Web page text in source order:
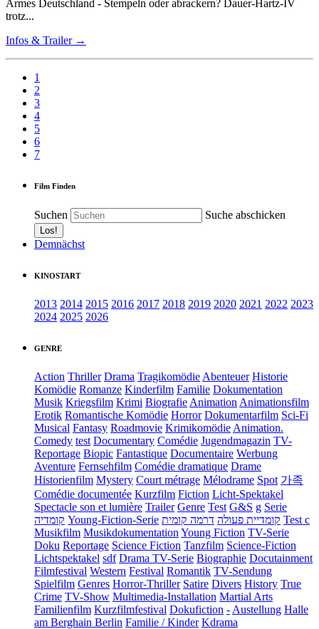
Armes Deutschland - Stempeln oder abrackern? Dauer-Hartz-IV
trotz...
Infos & Trailer →
1
2
3
4
5
6
7
Film Finden
Suchen Suche abschicken
Demnächst
KINOSTART
2013 2014 2015 2016 2017 2018 2019 2020 2021 2022 2023
2024 2025 2026
GENRE
Action Thriller Drama Tragikomödie Abenteuer Historie
Komödie Romanze Kinderfilm Familie Dokumentation
Musik Kriegsfilm Krimi Biografie Animation Animationsfilm
Erotik Romantische Komödie Horror Dokumentarfilm Sci-Fi
Musical Fantasy Roadmovie Krimikomödie Animation.
Comedy test Documentary Comédie Jugendmagazin TV-
Reportage Biopic Fantastique Documentaire Werbung
Aventure Fernsehfilm Comédie dramatique Drame
Historienfilm Mystery Court métrage Mélodrame Spot 가족
Comédie documentée Kurzfilm Fiction Licht-Spektakel
Spectacle son et lumière Trailer Genre Test G&S g Serie
קומדיה Young-Fiction-Serie קומדיית פעולה דרמה קומית
Test c
Musikfilm Musikdokumentation Young Fiction TV-Serie
Doku Reportage Science Fiction Tanzfilm Science-Fiction
Lichtspektakel sdf Drama TV-Serie Biographie Docutainment
Filmfestival Western Festival Romantik TV-Sendung
Spielfilm Genres Horror-Thriller Satire Divers History True
Crime TV-Show Multimedia-Installation Martial Arts
Familienfilm Kurzfilmfestival Dokufiction - Austellung Halle
am Berghain Berlin Familie / Kinder Kdrama